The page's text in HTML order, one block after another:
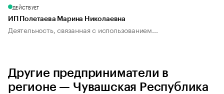
ДЕЙСТВУЕТ
ИП Полетаева Марина Николаевна
Деятельность, связанная с использованием...
Другие предприниматели в
регионе — Чувашская Республика